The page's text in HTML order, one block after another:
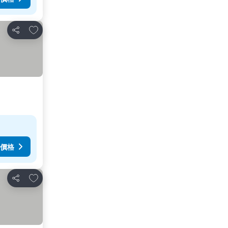
分享
放到收藏夾
格
分享
放到收藏夾